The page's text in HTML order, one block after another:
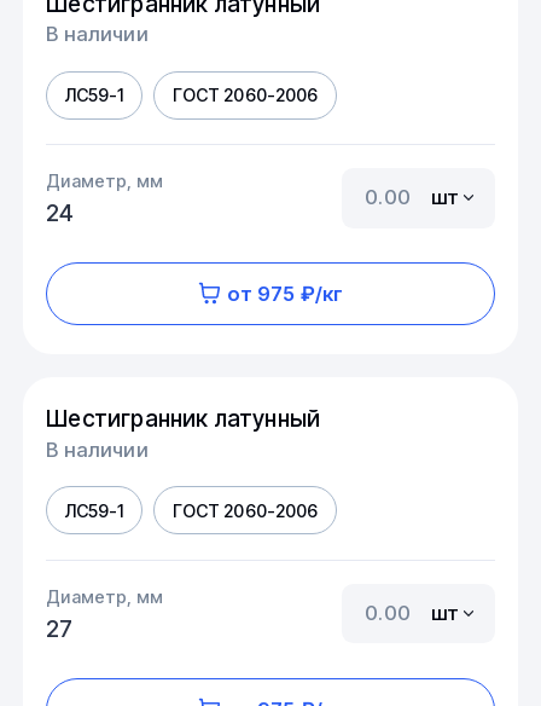
В наличии
ЛС59-1 ГОСТ 2060-2006
Диаметр, мм
24
шт
от 975 ₽/кг
Шестигранник латунный
В наличии
ЛС59-1 ГОСТ 2060-2006
Диаметр, мм
27
шт